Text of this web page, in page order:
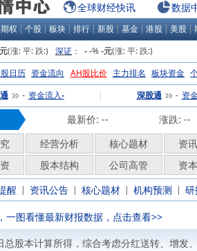
全球财经快讯 数据
期权 | 个股 | 板块 | 排行 | 新股 | 基金 | 港股 | 美股 |
(涨:平:跌:) 深证 ： - -% -元(涨:平:跌:)
日历 资金流向 AH股比价 主力排名 板块资金
- 资金流入- | 深股通 - 资
最新价: -- 涨跌: --
经营分析 核心题材
资
股本结构 公司高管
资
醒 | 资讯公告 | 核心题材 | 机构预测 |
一图看懂最新财报数据，点击查看>>
总股本计算所得，综合考虑分红送转、增发